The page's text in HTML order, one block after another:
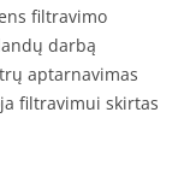
filtravimo
darbą
aptarnavimas
filtravimui skirtas